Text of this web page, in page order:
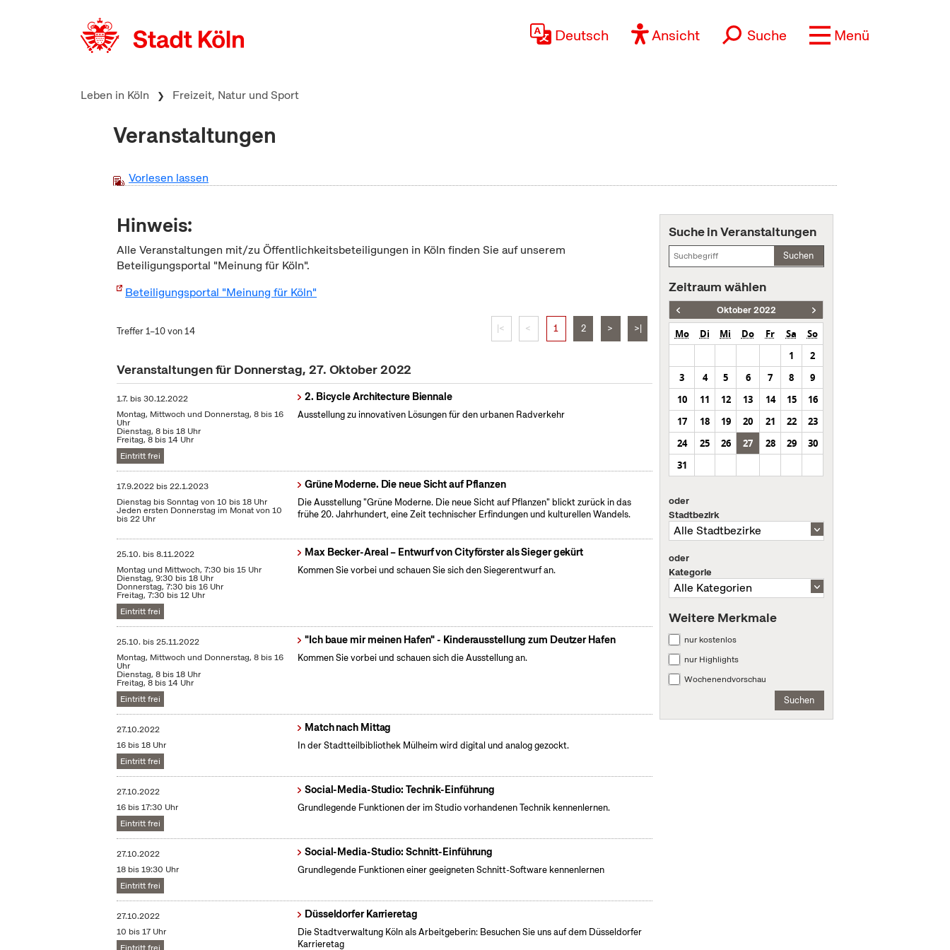
Deutsch Ansicht Suche Menü
Leben in Köln Freizeit, Natur und Sport
Veranstaltungen
Vorlesen lassen
Hinweis:
Alle Veranstaltungen mit/zu Öffentlichkeitsbeteiligungen in Köln finden Sie auf unserem
Beteiligungsportal "Meinung für Köln".
Beteiligungsportal "Meinung für Köln"
Treffer 1–10 von 14 |< < 1 2 > >|
Veranstaltungen für Donnerstag, 27. Oktober 2022
1.7. bis30.12.2022
Montag, Mittwoch und Donnerstag, 8 bis 16
Uhr
Dienstag, 8 bis 18 Uhr
Freitag, 8 bis 14 Uhr
Eintritt frei
2. Bicycle Architecture Biennale
Ausstellung zu innovativen Lösungen für den urbanen Radverkehr
17.9.2022 bis22.1.2023
Dienstag bis Sonntag von 10 bis 18 Uhr
Jeden ersten Donnerstag im Monat von 10
bis 22 Uhr
Grüne Moderne. Die neue Sicht auf Pflanzen
Die Ausstellung "Grüne Moderne. Die neue Sicht auf Pflanzen" blickt zurück in das
frühe 20. Jahrhundert, eine Zeit technischer Erfindungen und kulturellen Wandels.
25.10. bis8.11.2022
Montag und Mittwoch, 7:30 bis 15 Uhr
Dienstag, 9:30 bis 18 Uhr
Donnerstag, 7:30 bis 16 Uhr
Freitag, 7:30 bis 12 Uhr
Eintritt frei
Max Becker-Areal – Entwurf von Cityförster als Sieger gekürt
Kommen Sie vorbei und schauen Sie sich den Siegerentwurf an.
25.10. bis25.11.2022
Montag, Mittwoch und Donnerstag, 8 bis 16
Uhr
Dienstag, 8 bis 18 Uhr
Freitag, 8 bis 14 Uhr
Eintritt frei
"Ich baue mir meinen Hafen" - Kinderausstellung zum Deutzer Hafen
Kommen Sie vorbei und schauen sich die Ausstellung an.
27.10.2022
16 bis 18 Uhr
Eintritt frei
Match nach Mittag
In der Stadtteilbibliothek Mülheim wird digital und analog gezockt.
27.10.2022
16 bis 17:30 Uhr
Eintritt frei
Social-Media-Studio: Technik-Einführung
Grundlegende Funktionen der im Studio vorhandenen Technik kennenlernen.
27.10.2022
18 bis 19:30 Uhr
Eintritt frei
Social-Media-Studio: Schnitt-Einführung
Grundlegende Funktionen einer geeigneten Schnitt-Software kennenlernen
27.10.2022
10 bis 17 Uhr
Düsseldorfer Karrieretag
Die Stadtverwaltung Köln als Arbeitgeberin: Besuchen Sie uns auf dem Düsseldorfer
Karrieretag
Suche in Veranstaltungen
Suchen
Zeitraum wählen
Oktober 2022
Mo Di Mi Do Fr Sa
So
1
2
3
4 5 6 7 8
9
10
11 12 13 14 15
16
17
18 19 20 21 22
23
24
25 26 27 28 29
30
31
oder
Stadtbezirk
oder
Kategorie
Weitere Merkmale
nur kostenlos
nur Highlights
Wochenendvorschau
Suchen